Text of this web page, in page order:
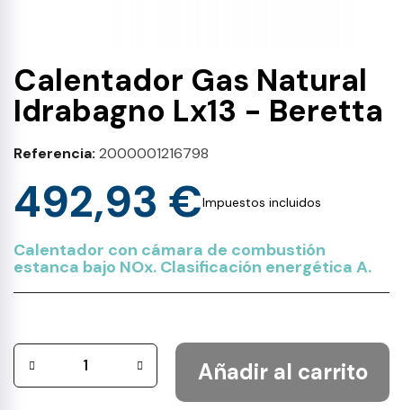
Calentador Gas Natural
Idrabagno Lx13 - Beretta
Referencia 2000001216798
492,93 €Impuestos incluidos
Calentador con cámara de combustión
estanca bajo NOx. Clasificación energética A.
Añadir al carrito